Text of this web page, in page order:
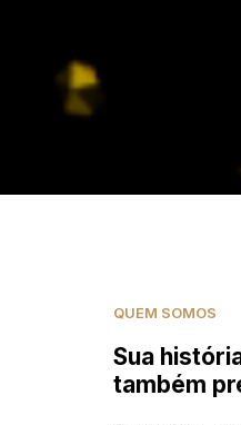
QUEM SOMOS
Sua
também